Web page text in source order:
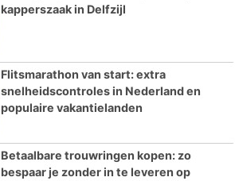
kapperszaak in Delfzijl
Flitsmarathon van start: extra
snelheidscontroles in Nederland en
populaire vakantielanden
Betaalbare trouwringen kopen: zo
bespaar je zonder in te leveren op